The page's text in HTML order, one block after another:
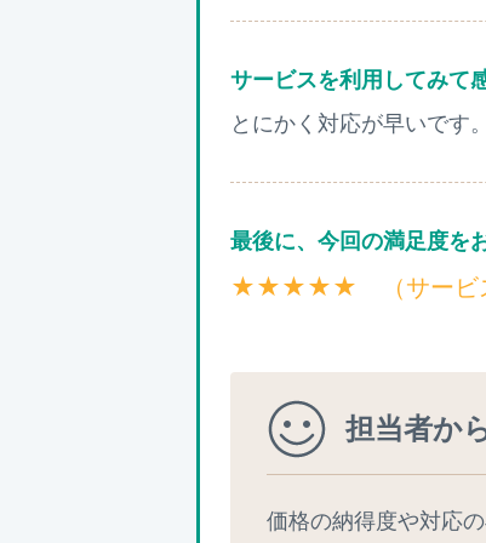
サービスを利用してみて
とにかく対応が早いです。
最後に、今回の満足度を
★★★★★ （サービス・
担当者か
価格の納得度や対応